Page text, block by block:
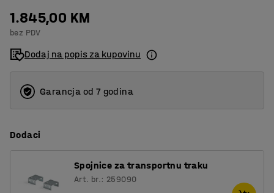
300
400
500
600
1.845,00 KM
bez PDV
Dodaj na popis za kupovinu
Garancja od 7 godina
Dodaci
Spojnice za transportnu traku
Art. br.: 259090